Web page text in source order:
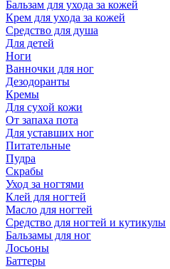
Бальзам для ухода за кожей
Крем для ухода за кожей
Средство для душа
Для детей
Ноги
Ванночки для ног
Дезодоранты
Кремы
Для сухой кожи
От запаха пота
Для уставших ног
Питательные
Пудра
Скрабы
Уход за ногтями
Клей для ногтей
Масло для ногтей
Средство для ногтей и кутикулы
Бальзамы для ног
Лосьоны
Баттеры